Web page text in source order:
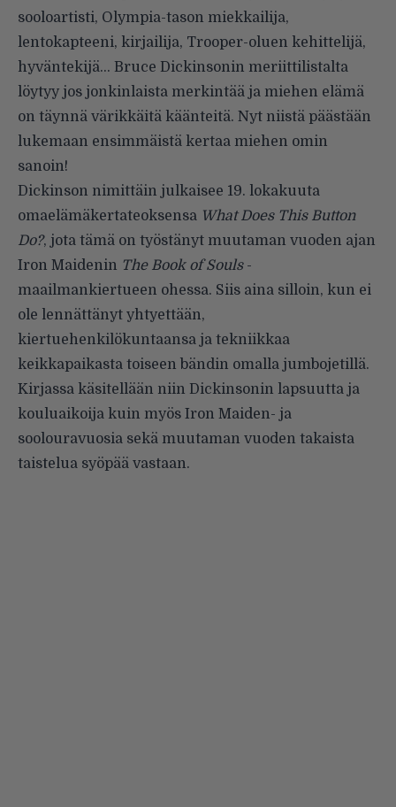
sooloartisti, Olympia-tason miekkailija,
lentokapteeni, kirjailija, Trooper-oluen kehittelijä,
hyväntekijä… Bruce Dickinsonin meriittilistalta
löytyy jos jonkinlaista merkintää ja miehen elämä
on täynnä värikkäitä käänteitä. Nyt niistä päästään
lukemaan ensimmäistä kertaa miehen omin
sanoin!
Dickinson nimittäin julkaisee 19. lokakuuta
omaelämäkertateoksensa What Does This Button
Do?, jota tämä on työstänyt muutaman vuoden ajan
Iron Maidenin The Book of Souls-
maailmankiertueen ohessa. Siis aina silloin, kun ei
ole lennättänyt yhtyettään,
kiertuehenkilökuntaansa ja tekniikkaa
keikkapaikasta toiseen bändin omalla jumbojetillä.
Kirjassa käsitellään niin Dickinsonin lapsuutta ja
kouluaikoija kuin myös Iron Maiden- ja
soolouravuosia sekä muutaman vuoden takaista
taistelua syöpää vastaan.